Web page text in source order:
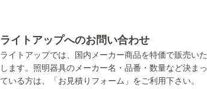
ライトアップへのお問い合わせ
ライトアップでは、国内メーカー商品を特価で販売いた
します。照明器具のメーカー名・品番・数量など決まっ
ている方は、「お見積りフォーム」をご利用下さい。